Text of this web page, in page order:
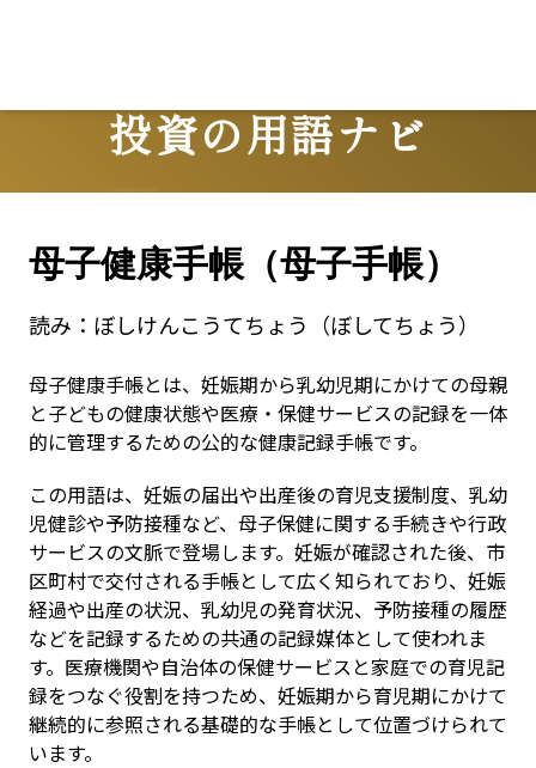
投資の用語ナビ
Terms
母子健康手帳（母子手帳）
読み： ぼしけんこうてちょう（ぼしてちょう）
母子健康手帳とは、妊娠期から乳幼児期にかけての母親
と子どもの健康状態や医療・保健サービスの記録を一体
的に管理するための公的な健康記録手帳です。
この用語は、妊娠の届出や出産後の育児支援制度、乳幼
児健診や予防接種など、母子保健に関する手続きや行政
サービスの文脈で登場します。妊娠が確認された後、市
区町村で交付される手帳として広く知られており、妊娠
経過や出産の状況、乳幼児の発育状況、予防接種の履歴
などを記録するための共通の記録媒体として使われま
す。医療機関や自治体の保健サービスと家庭での育児記
録をつなぐ役割を持つため、妊娠期から育児期にかけて
継続的に参照される基礎的な手帳として位置づけられて
います。